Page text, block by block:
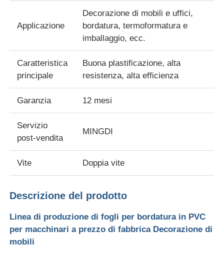
Chi Siamo
Visita alla fabbrica
Contattaci
Chiedi un preventivo
Applicazione
Decorazione di mobili e uffici,
bordatura, termoformatura e
imballaggio, ecc.
Caratteristica
principale
Buona plastificazione, alta
resistenza, alta efficienza
Garanzia 12 mesi
Servizio
post-vendita
MINGDI
Vite Doppia vite
Descrizione del prodotto
Linea di produzione di fogli per bordatura in PVC
per macchinari a prezzo di fabbrica Decorazione di
mobili